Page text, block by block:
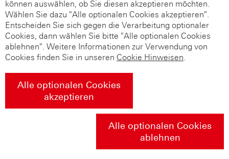
können auswählen, ob Sie diesen akzeptieren möchten.
Wählen Sie dazu "Alle optionalen Cookies akzeptieren".
Entscheiden Sie sich gegen die Verarbeitung optionaler
Cookies, dann wählen Sie bitte "Alle optionalen Cookies
ablehnen". Weitere Informationen zur Verwendung von
Cookies finden Sie in unseren Cookie Hinweisen.
Alle optionalen Cookies
akzeptieren
Alle optionalen Cookies
ablehnen